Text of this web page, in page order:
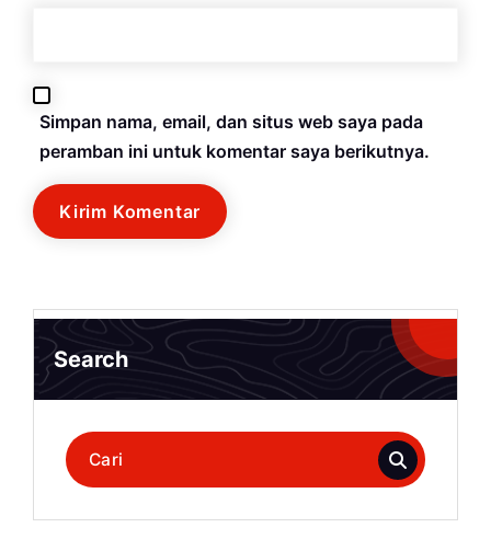
Simpan nama, email, dan situs web saya pada
peramban ini untuk komentar saya berikutnya.
Search
Pencarian
untuk: